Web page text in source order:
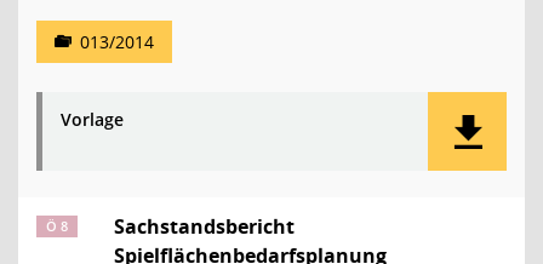
013/2014
Vorlage
Ö 8
Sachstandsbericht
Spielflächenbedarfsplanung